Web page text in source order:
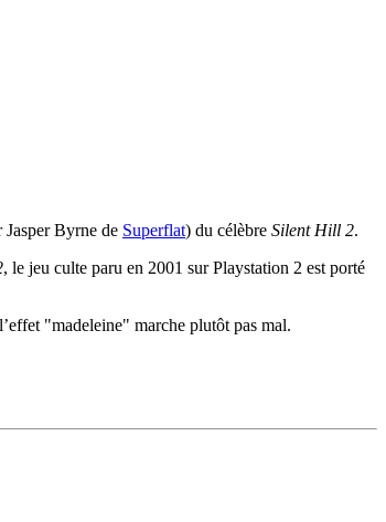
Jasper Byrne de Superflat) du célèbre Silent Hill 2.
, le jeu culte paru en 2001 sur Playstation 2 est porté
"madeleine" marche plutôt pas mal.